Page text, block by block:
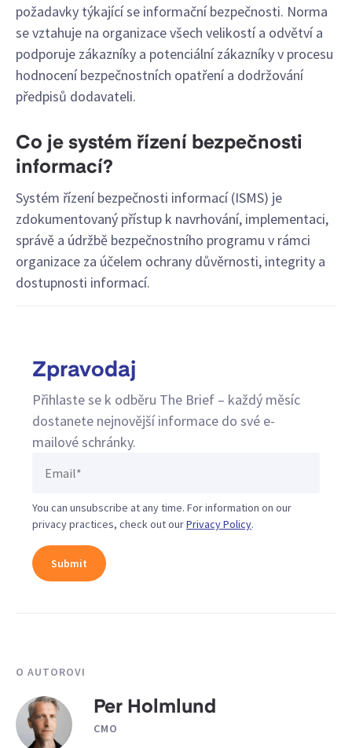
požadavky týkající se informační bezpečnosti. Norma
se vztahuje na organizace všech velikostí a odvětví a
podporuje zákazníky a potenciální zákazníky v procesu
hodnocení bezpečnostních opatření a dodržování
předpisů dodavateli.
Co je systém řízení bezpečnosti
informací?
Systém řízení bezpečnosti informací (ISMS) je
zdokumentovaný přístup k navrhování, implementaci,
správě a údržbě bezpečnostního programu v rámci
organizace za účelem ochrany důvěrnosti, integrity a
dostupnosti informací.
Zpravodaj
Přihlaste se k odběru The Brief – každý měsíc
dostanete nejnovější informace do své e-
mailové schránky.
You can unsubscribe at any time. For information on our
privacy practices, check out ourPrivacy Policy.
O AUTOROVI
Per Holmlund
CMO